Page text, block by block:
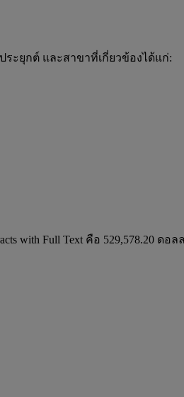
ระยุกต์ และสาขาที่เกี่ยวข้องได้แก่:
with Full Text คือ 529,578.20 ดอล